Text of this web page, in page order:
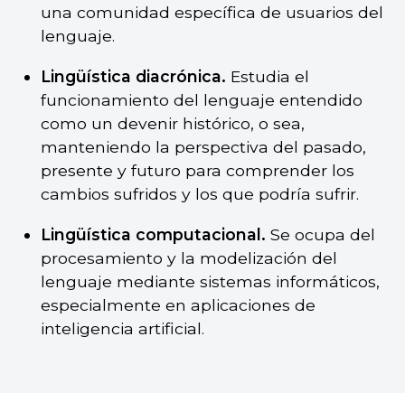
una comunidad específica de usuarios del
lenguaje.
Lingüística diacrónica. Estudia el
funcionamiento del lenguaje entendido
como un devenir histórico, o sea,
manteniendo la perspectiva del pasado,
presente y futuro para comprender los
cambios sufridos y los que podría sufrir.
Lingüística computacional. Se ocupa del
procesamiento y la modelización del
lenguaje mediante sistemas informáticos,
especialmente en aplicaciones de
inteligencia artificial.